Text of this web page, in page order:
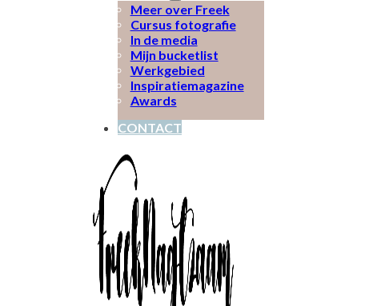
Meer over Freek
Cursus fotografie
In de media
Mijn bucketlist
Werkgebied
Inspiratiemagazine
Awards
CONTACT